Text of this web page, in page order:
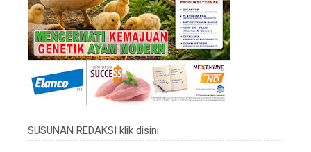
SUSUNAN REDAKSI klik disini